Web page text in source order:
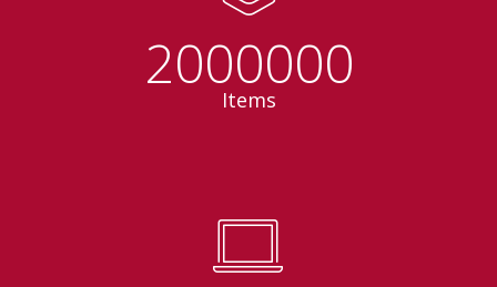
2000000
Items